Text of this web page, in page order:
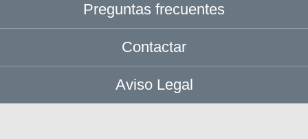
Preguntas frecuentes
Contactar
Aviso Legal